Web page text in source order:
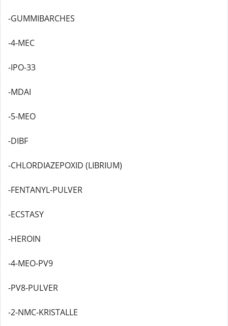
-GUMMIBARCHES
-4-MEC
-IPO-33
-MDAI
-5-MEO
-DIBF
-CHLORDIAZEPOXID (LIBRIUM)
-FENTANYL-PULVER
-ECSTASY
-HEROIN
-4-MEO-PV9
-PV8-PULVER
-2-NMC-KRISTALLE